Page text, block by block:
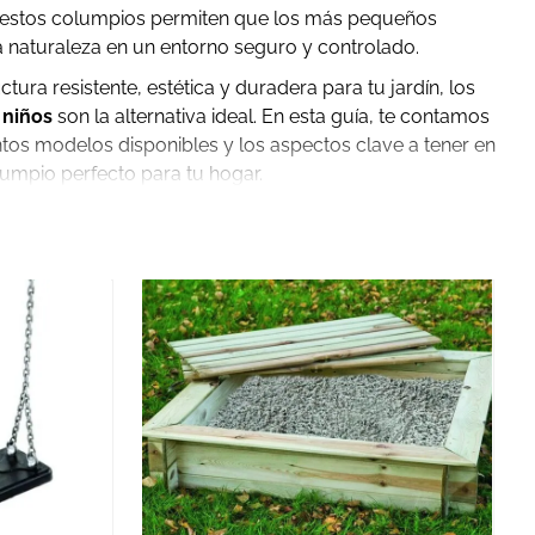
columpios permiten que los más pequeños
en un entorno seguro y controlado.
resistente, estética y duradera para tu jardín, los
son la alternativa ideal. En esta guía, te contamos
modelos disponibles y los aspectos clave a tener en
perfecto para tu hogar.
Activo
ayuda a mejorar la coordinación, el equilibrio y la
Además, al ser una actividad al aire libre, promueve
el tiempo de pantalla.
Socialización
punto de encuentro para que los niños jueguen
la creatividad y el desarrollo de habilidades